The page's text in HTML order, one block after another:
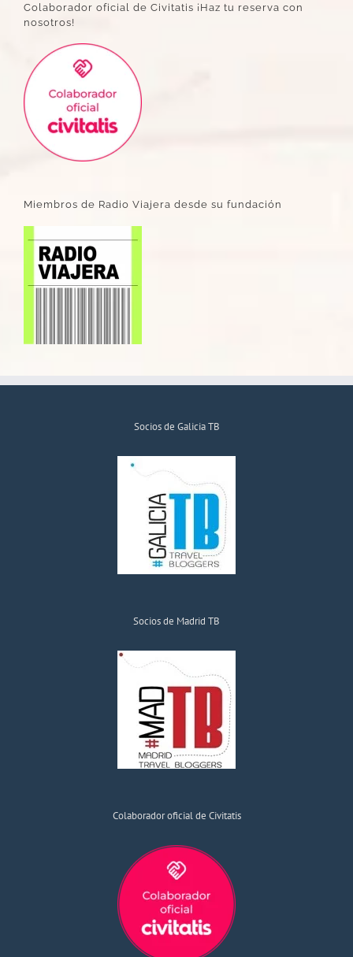
Colaborador oficial de Civitatis ¡Haz tu reserva con
nosotros!
Miembros de Radio Viajera desde su fundación
Socios de Galicia TB
Socios de Madrid TB
Colaborador oficial de Civitatis